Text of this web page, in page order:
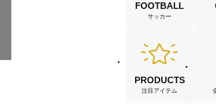
FOOTBALL
サッカー
PRODUCTS
注目アイテム